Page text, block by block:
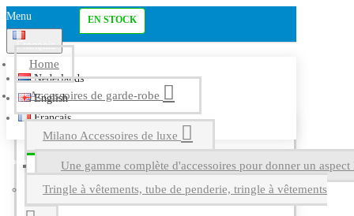
Menu
Français
Nederlands
English
Français
Home
Accessoires de garde-robe
Milano Accessoires de luxe
Une gamme complète d'accessoires pour donner un
Tringle à vêtements, tube de penderie, tringle à vêtements
EN STOCK